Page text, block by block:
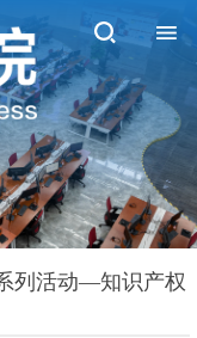
列活动—知识产权